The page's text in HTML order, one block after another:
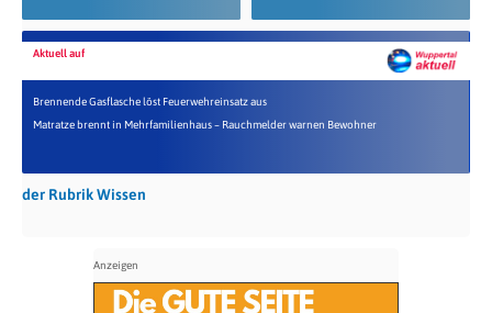
Aktuell auf
Brennende Gasflasche löst Feuerwehreinsatz aus
Matratze brennt in Mehrfamilienhaus – Rauchmelder warnen Bewohner
der Rubrik Wissen